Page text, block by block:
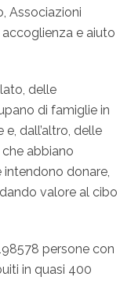
Associazioni
e aiuto
delle
di famiglie in
dall’altro, delle
abbiano
donare,
valore al cibo
persone con
in quasi 400